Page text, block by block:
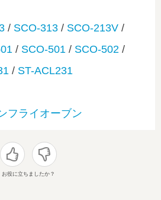
/ SCO-313 / SCO-213V /
/ SCO-501 / SCO-502 /
/ ST-ACL231
フライオーブン
お役に立ちましたか？